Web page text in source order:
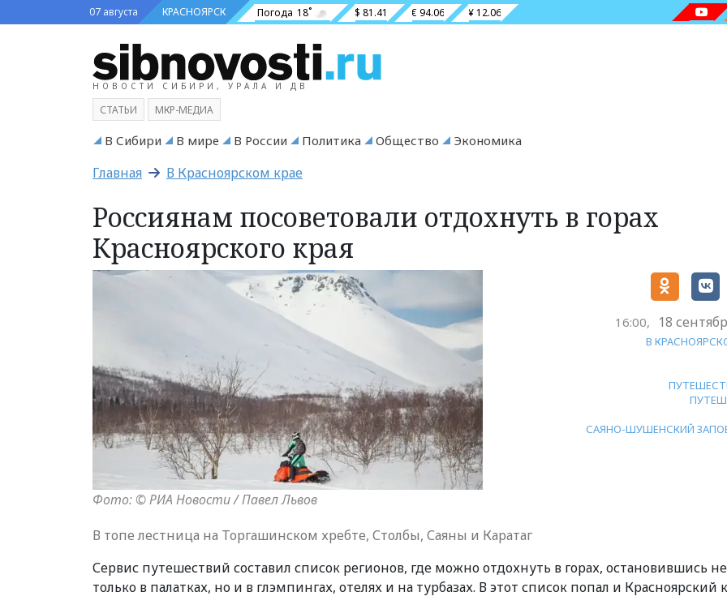
07 августа КРАСНОЯРСК Погода 18˚ $ 81.41 € 94.06 ¥ 12.06
НОВОСТИ СИБИРИ, УРАЛА И ДВ
СТАТЬИ МКР-МЕДИА
В Сибири В мире В России Политика Общество Экономика
Главная В Красноярском крае
Россиянам посоветовали отдохнуть в горах
Красноярского края
Фото: © РИА Новости / Павел Львов
16:00, 18
В
САЯНО-ШУШЕНСКИЙ
В топе лестница на Торгашинском хребте, Столбы, Саяны и Каратаг
Сервис путешествий составил список регионов, где можно отдохнуть в горах, остановившись не
только в палатках, но и в глэмпингах, отелях и на турбазах. В этот список попал и Красноярский